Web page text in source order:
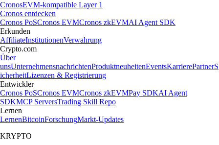
CronosEVM-kompatible Layer 1
Cronos entdecken
Cronos PoSCronos EVMCronos zkEVMAI Agent SDK
Erkunden
AffiliateInstitutionenVerwahrung
Crypto.com
Über
unsUnternehmensnachrichtenProduktneuheitenEventsKarrierePartnerS
icherheitLizenzen & Registrierung
Entwickler
Cronos PoSCronos EVMCronos zkEVMPay SDKAI Agent
SDKMCP ServersTrading Skill Repo
Lernen
LernenBitcoinForschungMarkt-Updates
KRYPTO